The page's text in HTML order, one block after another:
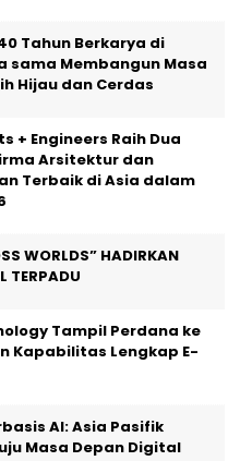
Tahun Berkarya di
sama Membangun Masa
Hijau dan Cerdas
+ Engineers Raih Dua
Arsitektur dan
Terbaik di Asia dalam
WORLDS” HADIRKAN
TERPADU
Tampil Perdana ke
Kapabilitas Lengkap E-
AI: Asia Pasifik
Masa Depan Digital